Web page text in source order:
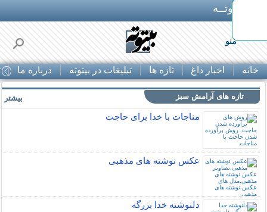
بـیتوتــه
منو
خانه اخبار داغ تازه ها تبلیغات در بیتوته درباره ما
تازه های آرامش سبز
مناجات با خدا برای حاجت
عکس نوشته های مذهبی
دلنوشته خدا بزرگه
بیشتر